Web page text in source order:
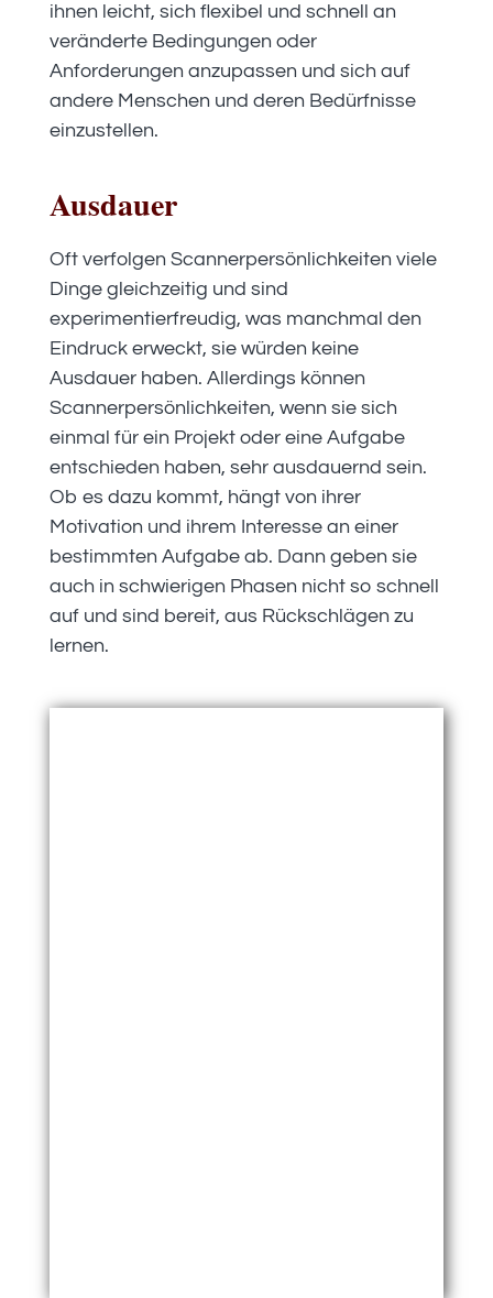
ihnen leicht, sich flexibel und schnell an
veränderte Bedingungen oder
Anforderungen anzupassen und sich auf
andere Menschen und deren Bedürfnisse
einzustellen.
Ausdauer
Oft verfolgen Scannerpersönlichkeiten viele
Dinge gleichzeitig und sind
experimentierfreudig, was manchmal den
Eindruck erweckt, sie würden keine
Ausdauer haben. Allerdings können
Scannerpersönlichkeiten, wenn sie sich
einmal für ein Projekt oder eine Aufgabe
entschieden haben, sehr ausdauernd sein.
Ob es dazu kommt, hängt von ihrer
Motivation und ihrem Interesse an einer
bestimmten Aufgabe ab. Dann geben sie
auch in schwierigen Phasen nicht so schnell
auf und sind bereit, aus Rückschlägen zu
lernen.